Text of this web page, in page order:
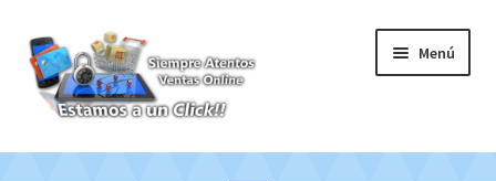
Ir
a
la
navegación
Ir
al
contenido
Menú
Inicio